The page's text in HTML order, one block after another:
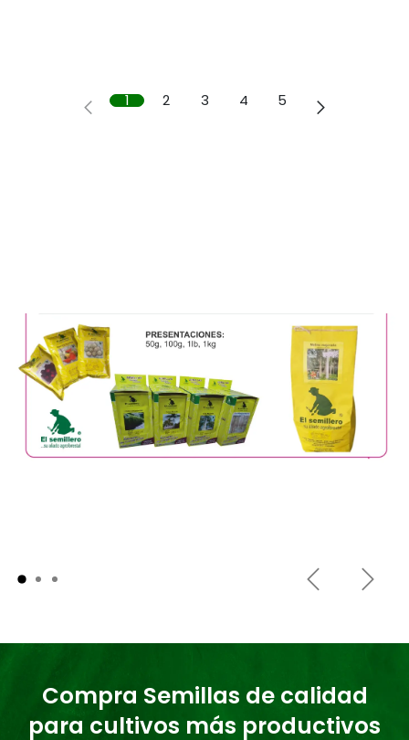
1 2 3 4 5
Anterior
Compra Semillas de calidad
para cultivos más productivos